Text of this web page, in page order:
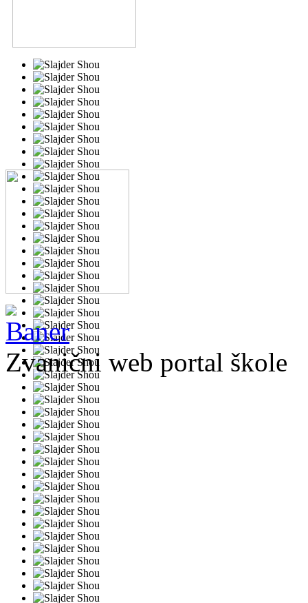
Zvanični web portal škole